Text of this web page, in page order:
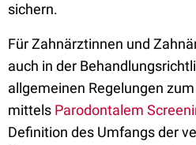
sichern.
Für Zahnärztinnen und
auch in der
allgemeinen Regelungen
mittels Parodontalem
Definition des Umfangs der